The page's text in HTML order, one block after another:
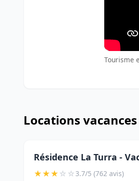
Tourisme
Locations
Résidence La Turra -
★★★☆☆3.7/5 (762 avis)